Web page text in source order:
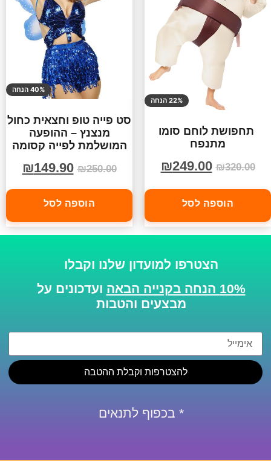
22% הנחה
תחפושת לוחם סומו
מתנפח
₪320.00
₪249.00
הוספה לסל
40% הנחה
סט פייה טופ וחצאית כחול
מנצנץ – ההופעה
המושלמת לפייה קסומה
₪250.00
₪149.90
הוספה לסל
הצטרפו למועדון שלנו וקבלו
10% הנחה בקנייה הבאה
ועדכונים על
מבצעים והטבות
להצטרפות וקבלת ההטבה
* בכפוף לתנאים